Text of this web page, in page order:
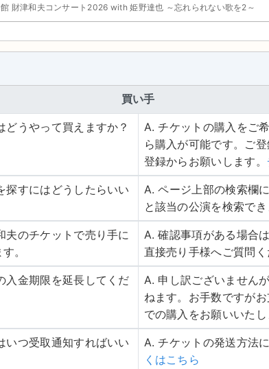
財津和夫コンサート2026 with 姫野達也 ～忘れられない歌を2～
買い手
どうやって買えますか？
A. チケットの購入をご
ら購入が可能です。ご
登録からお願いします。
探すにはどうしたらいい
A. ページ上部の検索欄
と該当の公演を検索でき
夫のチケットで売り手に
。
A. 確認事項がある場合
直接売り手様へご質問く
入金期限を延長してくだ
A. 申し訳ございません
ねます。お手数ですが
での購入をお願いいたし
いつ受取通知すればいい
A. チケットの発送方法
くはこちら